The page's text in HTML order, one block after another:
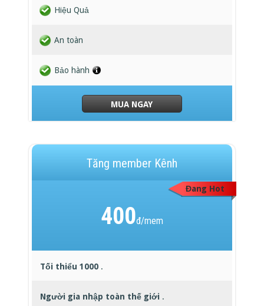
Hiệu Quả
An toàn
Bảo hành
MUA NGAY
Đang Hot
Tăng member Kênh
400đ/mem
Tối thiểu 1000 .
Người gia nhập toàn thế giới .